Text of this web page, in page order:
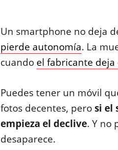
Un smartphone no deja
pierde autonomía. La
cuando el fabricante
Puedes tener un móvil
fotos decentes, perosi el
empieza el declive. Y no
desaparece.